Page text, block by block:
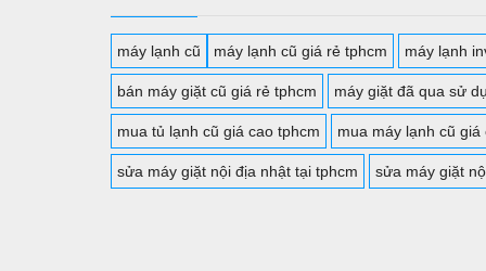
máy lạnh cũ máy lạnh cũ giá rẻ tphcm máy lạnh
bán máy giặt cũ giá rẻ tphcm máy giặt đã qua sử
mua tủ lạnh cũ giá cao tphcm mua máy lạnh cũ giá
sửa máy giặt nội địa nhật tại tphcm sửa máy giặt